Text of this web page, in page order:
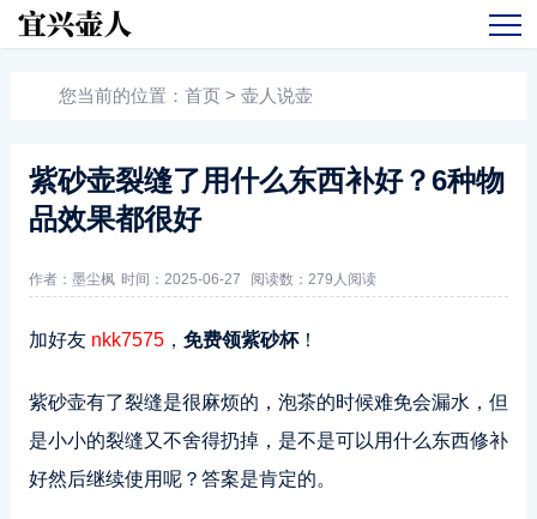
您当前的位置： 首页 > 壶人说壶
紫砂壶裂缝了用什么东西补好？6种物
品效果都很好
作者：墨尘枫 时间：2025-06-27 阅读数： 279人阅读
加好友 nkk7575， 免费领紫砂杯！
紫砂壶有了裂缝是很麻烦的，泡茶的时候难免会漏水，但
是小小的裂缝又不舍得扔掉，是不是可以用什么东西修补
好然后继续使用呢？答案是肯定的。